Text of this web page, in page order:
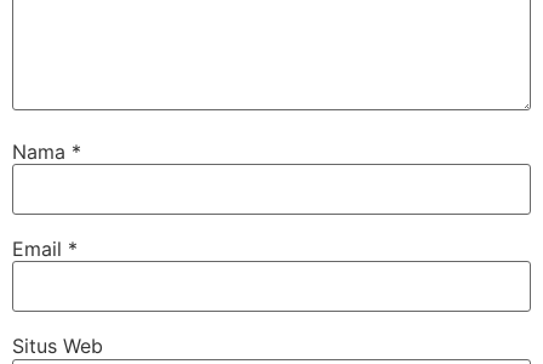
Nama *
Email *
Situs Web